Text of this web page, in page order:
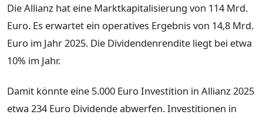
Die Allianz hat eine Marktkapitalisierung von 114 Mrd.
Euro. Es erwartet ein operatives Ergebnis von 14,8 Mrd.
Euro im Jahr 2025. Die Dividendenrendite liegt bei etwa
10% im Jahr.
Damit könnte eine 5.000 Euro Investition in Allianz 2025
etwa 234 Euro Dividende abwerfen. Investitionen in